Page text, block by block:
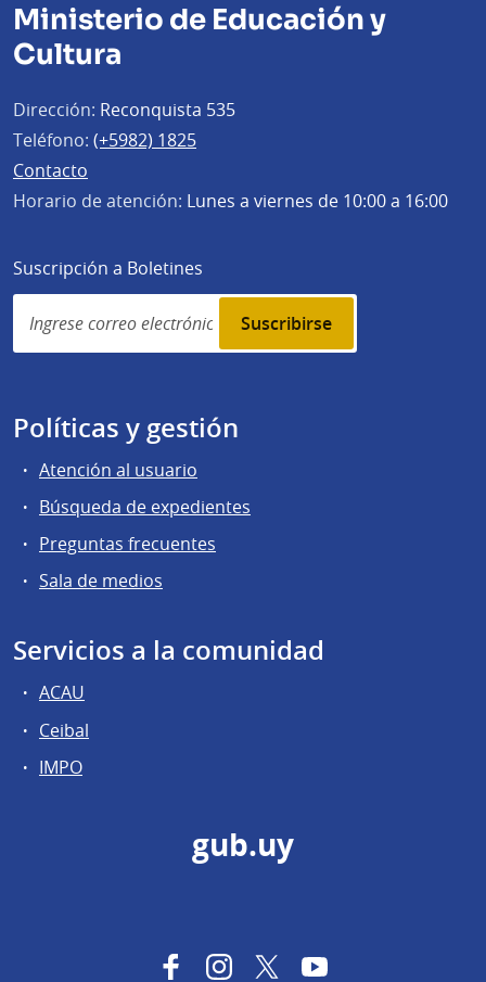
Ministerio de Educación y
Cultura
Dirección: Reconquista 535
Teléfono: (+5982) 1825
Contacto
Horario de atención: Lunes a viernes de 10:00 a 16:00
Suscripción a Boletines
Simplenews
subscription
Políticas y gestión
Atención al usuario
Búsqueda de expedientes
Preguntas frecuentes
Sala de medios
Servicios a la comunidad
ACAU
Ceibal
IMPO
gub.uy
FacebookInstagram
TwitterYouTube